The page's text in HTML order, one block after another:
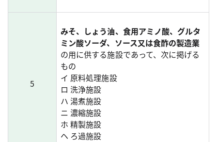
5
みそ、しょう油、食用アミノ酸、グルタ
ミン酸ソーダ、ソース又は食酢の製造業
の用に供する施設であって、次に掲げる
もの
イ 原料処理施設
ロ 洗浄施設
ハ 湯煮施設
ニ 濃縮施設
ホ 精製施設
ヘ ろ過施設